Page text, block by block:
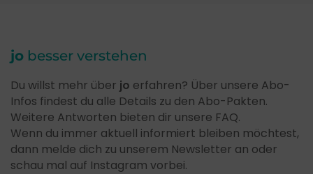
jo besser verstehen
Du willst mehr über jo erfahren? Über unsere Abo-
Infos findest du alle Details zu den Abo-Pakten.
Weitere Antworten bieten dir unsere FAQ.
Wenn du immer aktuell informiert bleiben möchtest,
dann melde dich zu unserem Newsletter an oder
schau mal auf Instagram vorbei.